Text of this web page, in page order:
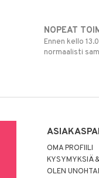
NOPEAT
Ennen kello
normaalisti
OMA PROFIILI
KYSYMYKSIÄ
OLEN